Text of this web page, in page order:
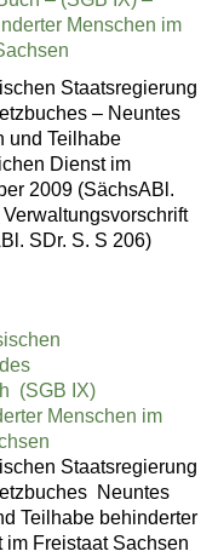
Menschen im
Staatsregierung
– Neuntes
und Teilhabe
Dienst im
2009 (SächsABl.
SDr. S. S 206)
 (SGB IX)
Menschen im
Staatsregierung
 Neuntes
Teilhabe behinderter
im Freistaat Sachsen